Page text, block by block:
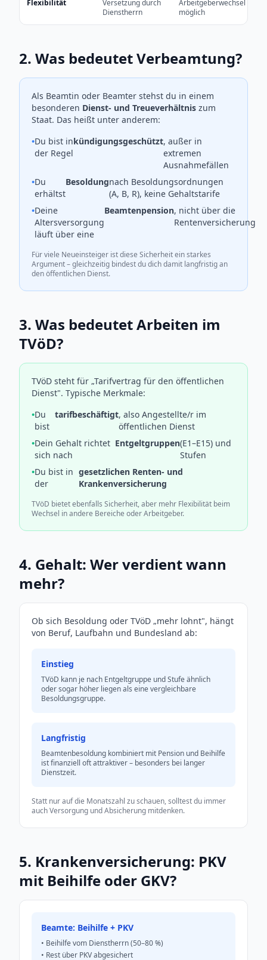
Flexibilität
Versetzung durch
Dienstherrn
Arbeitgeberwechsel
möglich
2. Was bedeutet Verbeamtung?
Als Beamtin oder Beamter stehst du in einem
besonderen Dienst- und Treueverhältnis zum
Staat. Das heißt unter anderem:
•Du bist in
der Regel
kündigungsgeschützt, außer in
extremen
Ausnahmefällen
•Du
erhältst
Besoldungnach Besoldungsordnungen
(A, B, R), keine Gehaltstarife
•Deine
Altersversorgung
läuft über eine
Beamtenpension, nicht über die
Rentenversicherung
Für viele Neueinsteiger ist diese Sicherheit ein starkes
Argument – gleichzeitig bindest du dich damit langfristig an
den öffentlichen Dienst.
3. Was bedeutet Arbeiten im
TVöD?
TVöD steht für „Tarifvertrag für den öffentlichen
Dienst". Typische Merkmale:
•Du
bist
tarifbeschäftigt, also Angestellte/r im
öffentlichen Dienst
•Dein Gehalt richtet
sich nach
Entgeltgruppen(E1–E15) und
Stufen
•Du bist in
der
gesetzlichen Renten- und
Krankenversicherung
TVöD bietet ebenfalls Sicherheit, aber mehr Flexibilität beim
Wechsel in andere Bereiche oder Arbeitgeber.
4. Gehalt: Wer verdient wann
mehr?
Ob sich Besoldung oder TVöD „mehr lohnt", hängt
von Beruf, Laufbahn und Bundesland ab:
Einstieg
TVöD kann je nach Entgeltgruppe und Stufe ähnlich
oder sogar höher liegen als eine vergleichbare
Besoldungsgruppe.
Langfristig
Beamtenbesoldung kombiniert mit Pension und Beihilfe
ist finanziell oft attraktiver – besonders bei langer
Dienstzeit.
Statt nur auf die Monatszahl zu schauen, solltest du immer
auch Versorgung und Absicherung mitdenken.
5. Krankenversicherung: PKV
mit Beihilfe oder GKV?
Beamte: Beihilfe + PKV
• Beihilfe vom Dienstherrn (50–80 %)
• Rest über PKV abgesichert